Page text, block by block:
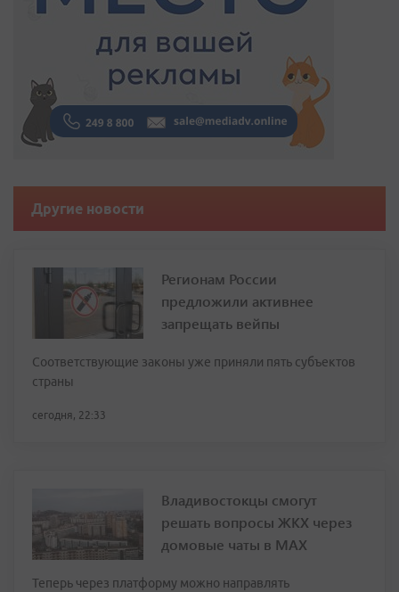
Другие новости
Регионам России
предложили активнее
запрещать вейпы
Соответствующие законы уже приняли пять субъектов
страны
сегодня, 22:33
Владивостокцы смогут
решать вопросы ЖКХ через
домовые чаты в МАХ
Теперь через платформу можно направлять